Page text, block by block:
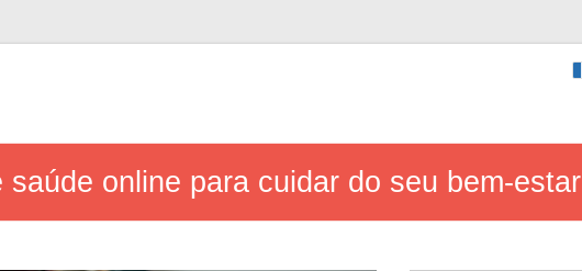
online para cuidar do seu bem-estar